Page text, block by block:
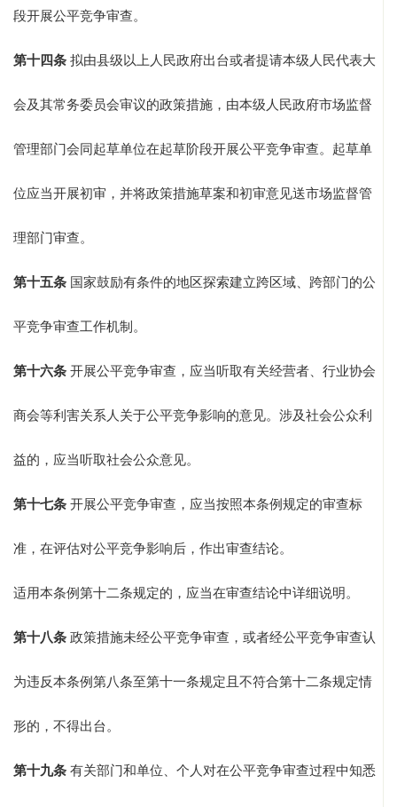
段开展公平竞争审查。
第十四条 拟由县级以上人民政府出台或者提请本级人民代表大
会及其常务委员会审议的政策措施，由本级人民政府市场监督
管理部门会同起草单位在起草阶段开展公平竞争审查。起草单
位应当开展初审，并将政策措施草案和初审意见送市场监督管
理部门审查。
第十五条 国家鼓励有条件的地区探索建立跨区域、跨部门的公
平竞争审查工作机制。
第十六条 开展公平竞争审查，应当听取有关经营者、行业协会
商会等利害关系人关于公平竞争影响的意见。涉及社会公众利
益的，应当听取社会公众意见。
第十七条 开展公平竞争审查，应当按照本条例规定的审查标
准，在评估对公平竞争影响后，作出审查结论。
适用本条例第十二条规定的，应当在审查结论中详细说明。
第十八条 政策措施未经公平竞争审查，或者经公平竞争审查认
为违反本条例第八条至第十一条规定且不符合第十二条规定情
形的，不得出台。
第十九条 有关部门和单位、个人对在公平竞争审查过程中知悉